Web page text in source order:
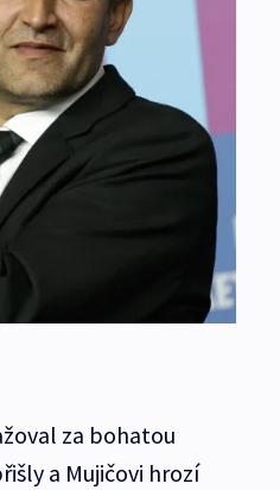
za bohatou
a Mujičovi hrozí